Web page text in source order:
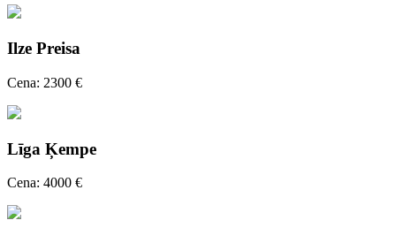
Ilze Preisa
Cena: 2300 €
Līga Ķempe
Cena: 4000 €